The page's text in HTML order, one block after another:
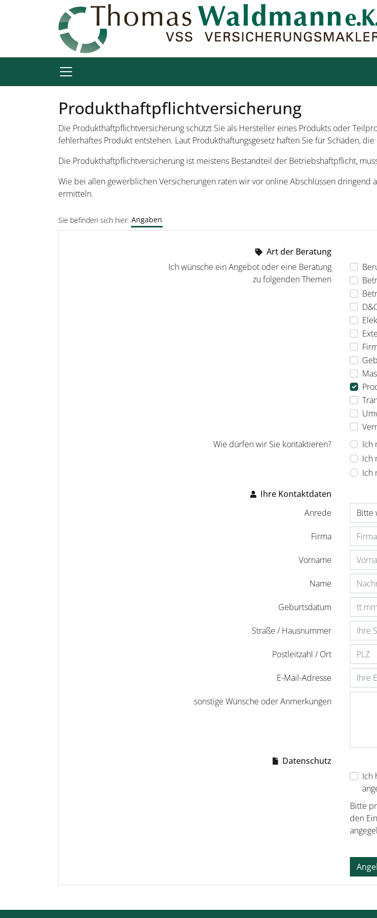
Produkthaftpflichtversicherung
Die Produkthaftpflicht­versicherung schützt Sie als Hersteller eines Produkts oder
fehlerhaftes Produkt entstehen. Laut Produkthaftungsgesetz haften Sie für Schäden,
Die Produkthaftpflicht­versicherung ist meistens Bestandteil der Betriebshaftpflicht,
Wie bei allen gewerblichen Versicherungen raten wir vor online Abschlüssen dringend
ermitteln.
Sie befinden sich hier: Angaben
Art der Beratung
Ich wünsche ein Angebot oder eine Beratung
zu folgenden Themen
Wie dürfen wir Sie kontaktieren?
Ich
Ich
Ich
Ihre Kontaktdaten
Anrede
Firma
Vorname
Name
Geburtsdatum
Straße / Hausnummer
Postleitzahl / Ort
E-Mail-Adresse
sonstige Wünsche oder Anmerkungen
Datenschutz
Ich
Bitte
den